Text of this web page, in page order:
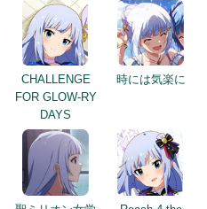
CHALLENGE
FOR GLOW-RY
DAYS
時には気楽に